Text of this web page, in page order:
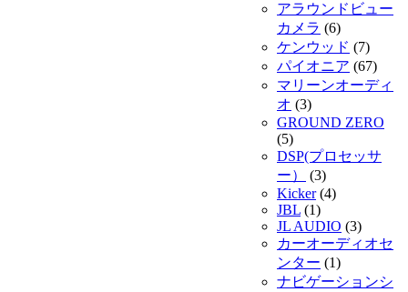
アラウンドビュー
カメラ (6)
ケンウッド (7)
パイオニア (67)
マリーンオーディ
オ (3)
GROUND ZERO
(5)
DSP(プロセッサ
ー）
(3)
Kicker(4)
JBL (1)
JL AUDIO (3)
カーオーディオセ
ンター (1)
ナビゲーションシ